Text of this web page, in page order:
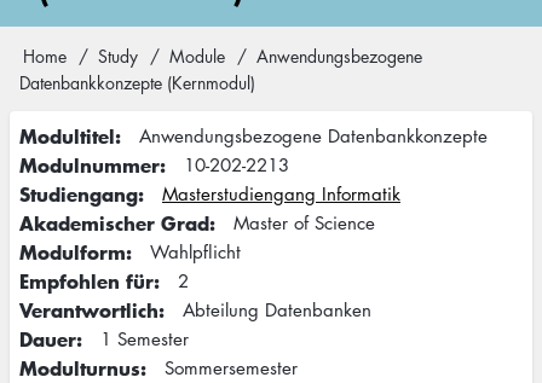
Breadcrumb
Home Study Module
Anwendungsbezogene
Datenbankkonzepte (Kernmodul)
Modultitel Anwendungsbezogene Datenbankkonzepte
Modulnummer 10-202-2213
Studiengang Masterstudiengang Informatik
Akademischer Grad Master of Science
Modulform Wahlpflicht
Empfohlen für 2
Verantwortlich Abteilung Datenbanken
Dauer 1 Semester
Modulturnus Sommersemester